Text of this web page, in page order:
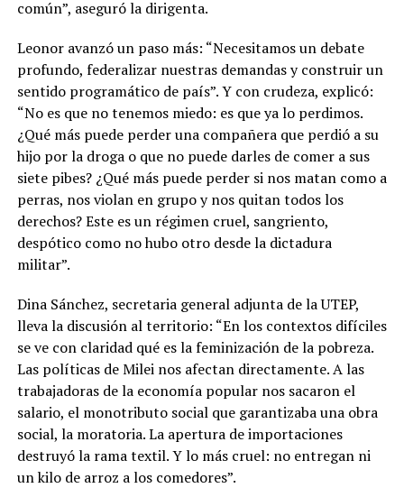
común”, aseguró la dirigenta.
Leonor avanzó un paso más: “Necesitamos un debate
profundo, federalizar nuestras demandas y construir un
sentido programático de país”. Y con crudeza, explicó:
“No es que no tenemos miedo: es que ya lo perdimos.
¿Qué más puede perder una compañera que perdió a su
hijo por la droga o que no puede darles de comer a sus
siete pibes? ¿Qué más puede perder si nos matan como a
perras, nos violan en grupo y nos quitan todos los
derechos? Este es un régimen cruel, sangriento,
despótico como no hubo otro desde la dictadura
militar”.
Dina Sánchez, secretaria general adjunta de la UTEP,
lleva la discusión al territorio: “En los contextos difíciles
se ve con claridad qué es la feminización de la pobreza.
Las políticas de Milei nos afectan directamente. A las
trabajadoras de la economía popular nos sacaron el
salario, el monotributo social que garantizaba una obra
social, la moratoria. La apertura de importaciones
destruyó la rama textil. Y lo más cruel: no entregan ni
un kilo de arroz a los comedores”.